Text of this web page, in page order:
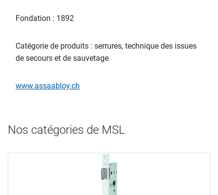
Fondation : 1892
Catégorie de produits : serrures, technique des issues
de secours et de sauvetage
www.assaabloy.ch
Nos catégories de MSL